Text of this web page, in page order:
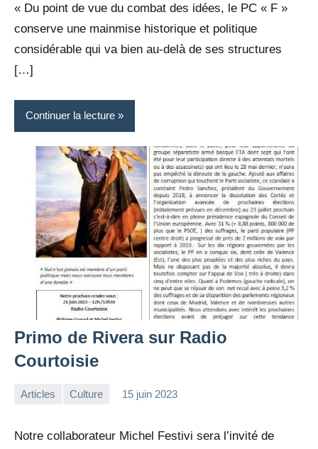
« Du point de vue du combat des idées, le PC « F »
conserve une mainmise historique et politique
considérable qui va bien au-delà de ses structures
[…]
Continuer la lecture
Primo de Rivera sur Radio
Courtoisie
Articles Culture 15 juin 2023
Notre collaborateur Michel Festivi sera l’invité de